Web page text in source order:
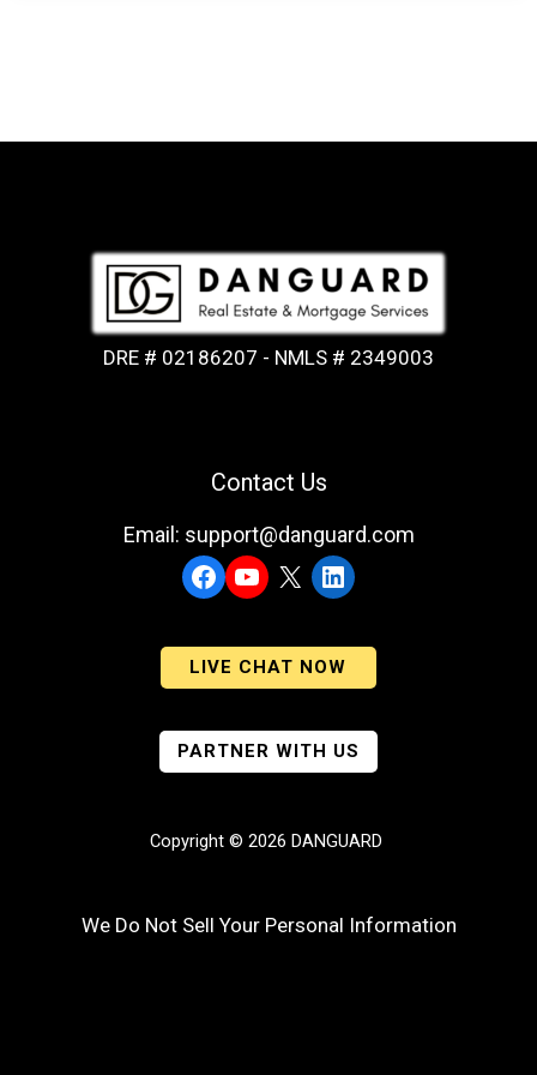
DRE # 02186207 - NMLS # 2349003
Contact Us
Email: support@danguard.com
Facebook
YouTubeLinkedIn
LIVE CHAT NOW
PARTNER WITH US
Copyright © 2026 DANGUARD
We Do Not Sell Your Personal Information